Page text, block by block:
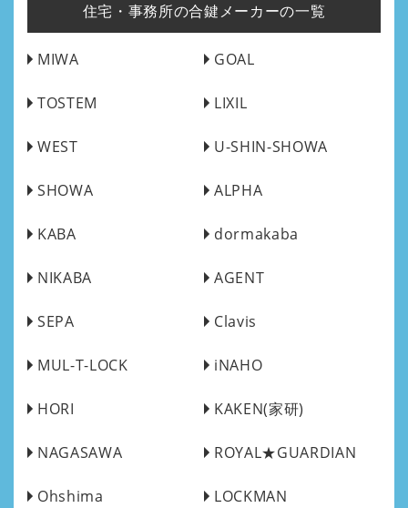
住宅・事務所の合鍵メーカーの一覧
MIWA GOAL
TOSTEM LIXIL
WEST U-SHIN-SHOWA
SHOWA ALPHA
KABA dormakaba
NIKABA AGENT
SEPA Clavis
MUL-T-LOCK iNAHO
HORI KAKEN(家研)
NAGASAWA ROYAL★GUARDIAN
Ohshima LOCKMAN